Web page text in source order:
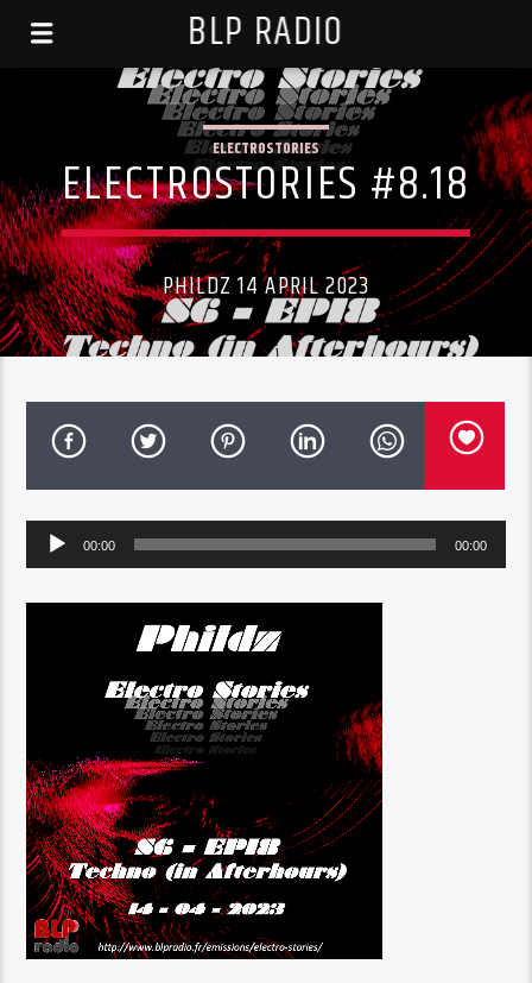
BLP RADIO
ELECTROSTORIES
ELECTROSTORIES #8.18
PHILDZ 14 APRIL 2023
Audio
Player
00:00 00:00